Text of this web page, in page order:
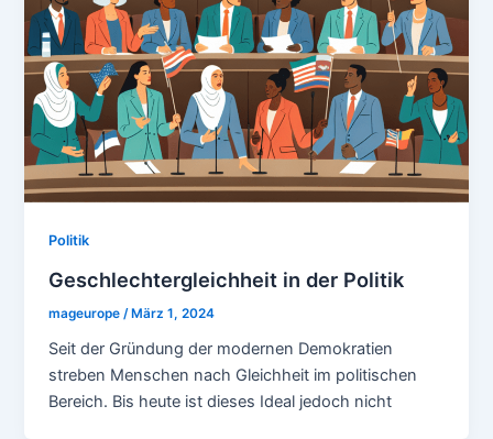
Politik
Geschlechtergleichheit in der Politik
mageurope /März 1, 2024
Seit der Gründung der modernen Demokratien
streben Menschen nach Gleichheit im politischen
Bereich. Bis heute ist dieses Ideal jedoch nicht